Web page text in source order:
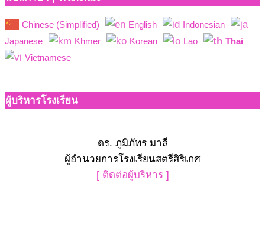
Chinese (Simplified) English
Indonesian
Japanese
Khmer Korean Lao
Thai
Vietnamese
ผู้บริหารโรงเรียน
ดร. ภูมิภัทร มาลี
ผู้อำนวยการโรงเรียนสตรีสิริเกศ
[ ติดต่อผู้บริหาร ]